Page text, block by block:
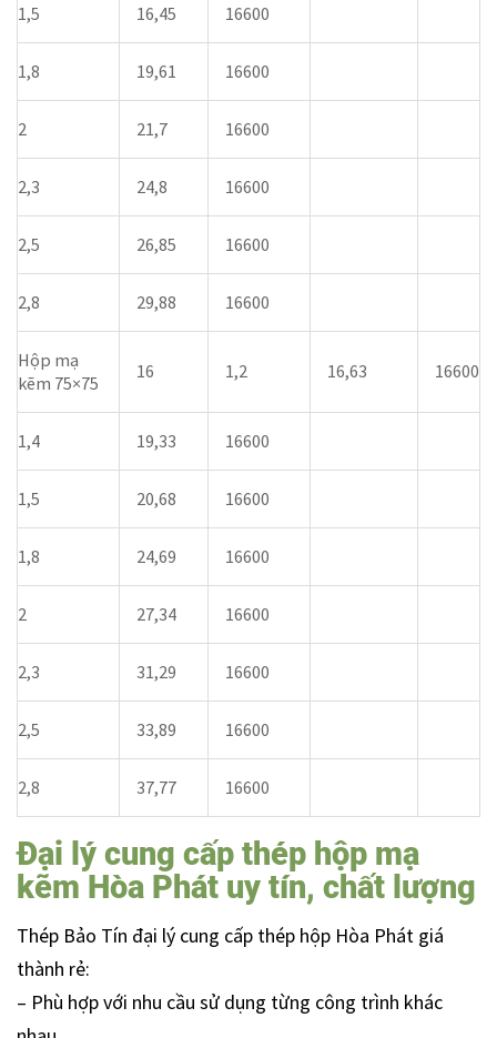
1,5 16,45 16600
1,8 19,61 16600
2 21,7 16600
2,3 24,8 16600
2,5 26,85 16600
2,8 29,88 16600
Hộp mạ
kẽm 75×75
16 1,2 16,63 16600
1,4 19,33 16600
1,5 20,68 16600
1,8 24,69 16600
2 27,34 16600
2,3 31,29 16600
2,5 33,89 16600
2,8 37,77 16600
Đại lý cung cấp thép hộp mạ
kẽm Hòa Phát uy tín, chất lượng
Thép Bảo Tín đại lý cung cấp thép hộp Hòa Phát giá
thành rẻ:
– Phù hợp với nhu cầu sử dụng từng công trình khác